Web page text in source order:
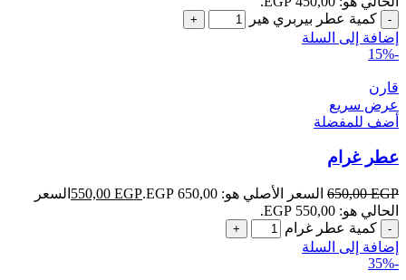
كمية عطر بيربري هير
إضافة إلى السلة
-15%
قارن
عرض سريع
أضف للمفضلة
عطر غرام
650,00EGP السعر الأصلي هو: 650,00 EGP. 550,00 EGP
السعر
الحالي هو: 550,00 EGP.
كمية عطر غرام
إضافة إلى السلة
-35%